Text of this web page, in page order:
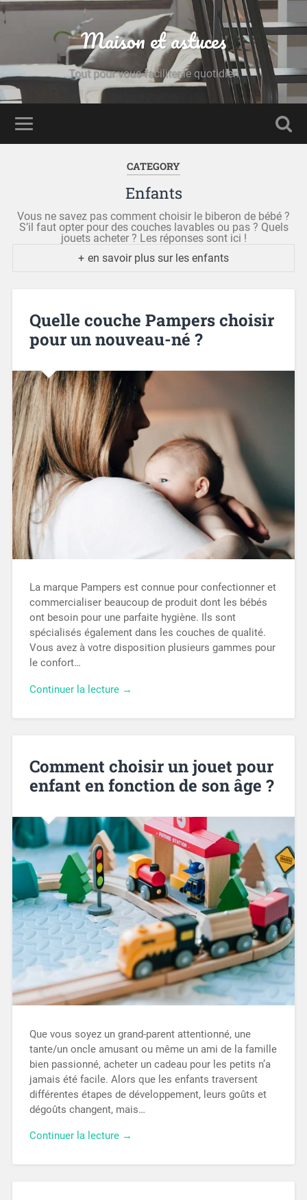
Maison et astuces
Tout pour vous faciliter le quotidien
CATEGORY
Enfants
Vous ne savez pas comment choisir le biberon de bébé ?
S’il faut opter pour des couches lavables ou pas ? Quels
jouets acheter ? Les réponses sont ici !
en savoir plus sur les enfants
Quelle couche Pampers choisir
pour un nouveau-né ?
La marque Pampers est connue pour confectionner et
commercialiser beaucoup de produit dont les bébés
ont besoin pour une parfaite hygiène. Ils sont
spécialisés également dans les couches de qualité.
Vous avez à votre disposition plusieurs gammes pour
le confort…
Continuer la lecture →
Comment choisir un jouet pour
enfant en fonction de son âge ?
Que vous soyez un grand-parent attentionné, une
tante/un oncle amusant ou même un ami de la famille
bien passionné, acheter un cadeau pour les petits n’a
jamais été facile. Alors que les enfants traversent
différentes étapes de développement, leurs goûts et
dégoûts changent, mais…
Continuer la lecture →